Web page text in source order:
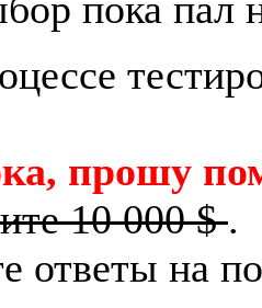
прошу
10 000 $.
ответы на